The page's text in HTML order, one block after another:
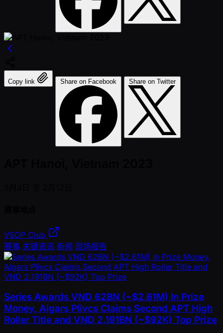
Copy link Share on Facebook Share on Twitter
VSOP Club
赛事 关键资讯 新闻 现场报告
Series Awards VND 62BN (~$2.61M) In Prize
Money, Aigars Plivcs Claims Second APT High
Roller Title and VND 2.191BN (~$92K) Top Prize